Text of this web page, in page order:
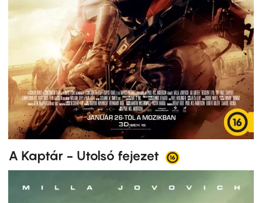
A Kaptár - Utolsó fejezet